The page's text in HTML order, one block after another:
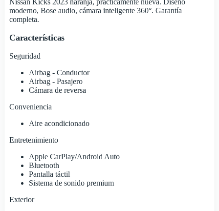
moderno, Bose audio, cámara inteligente 360°. Garantía
completa.
Características
Seguridad
Airbag - Conductor
Airbag - Pasajero
Cámara de reversa
Conveniencia
Aire acondicionado
Entretenimiento
Apple CarPlay/Android Auto
Bluetooth
Pantalla táctil
Sistema de sonido premium
Exterior